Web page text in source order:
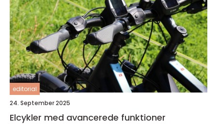
editorial
24. September 2025
Elcykler med avancerede funktioner